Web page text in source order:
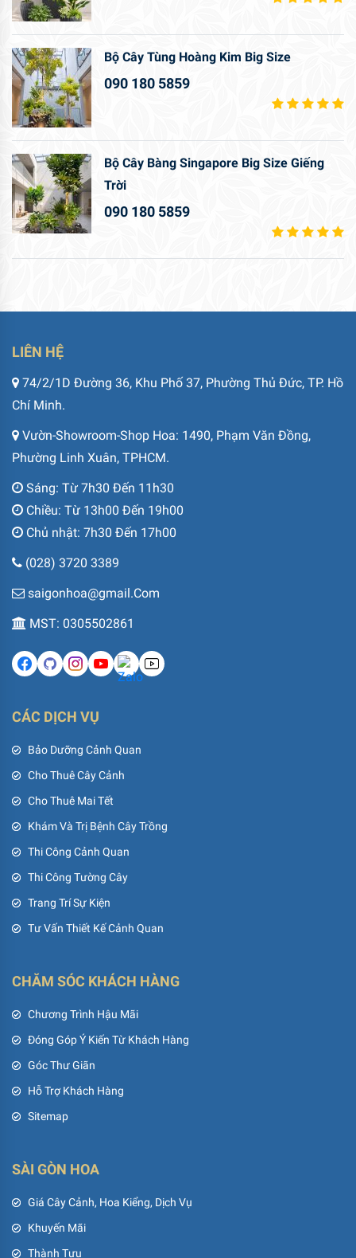
Bộ Cây Tùng Hoàng Kim Big Size
090 180 5859
Bộ Cây Bàng Singapore Big Size Giếng
Trời
090 180 5859
LIÊN HỆ
74/2/1D Đường 36, Khu Phố 37, Phường Thủ Đức, TP. Hồ
Chí Minh.
Vườn-Showroom-Shop Hoa: 1490, Phạm Văn Đồng,
Phường Linh Xuân, TPHCM.
Sáng: Từ 7h30 Đến 11h30
Chiều: Từ 13h00 Đến 19h00
Chủ nhật: 7h30 Đến 17h00
(028) 3720 3389
saigonhoa@gmail.Com
MST: 0305502861
CÁC DỊCH VỤ
Bảo Dưỡng Cảnh Quan
Cho Thuê Cây Cảnh
Cho Thuê Mai Tết
Khám Và Trị Bệnh Cây Trồng
Thi Công Cảnh Quan
Thi Công Tường Cây
Trang Trí Sự Kiện
Tư Vấn Thiết Kế Cảnh Quan
CHĂM SÓC KHÁCH HÀNG
Chương Trình Hậu Mãi
Đóng Góp Ý Kiến Từ Khách Hàng
Góc Thư Giãn
Hỗ Trợ Khách Hàng
Sitemap
SÀI GÒN HOA
Giá Cây Cảnh, Hoa Kiểng, Dịch Vụ
Khuyến Mãi
Thành Tựu